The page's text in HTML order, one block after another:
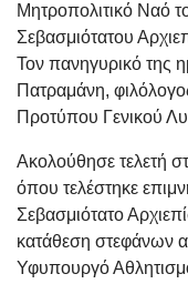
Μητροπολιτικό Ναό
Σεβασμιότατου
Τον πανηγυρικό της
Πατραμάνη,
Προτύπου Γενικού
Ακολούθησε τελετή
όπου τελέστηκε
Σεβασμιότατο
κατάθεση στεφάνων
Υφυπουργό